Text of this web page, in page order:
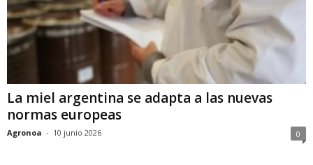
La miel argentina se adapta a las nuevas
normas europeas
Agronoa - 10 junio 2026 0